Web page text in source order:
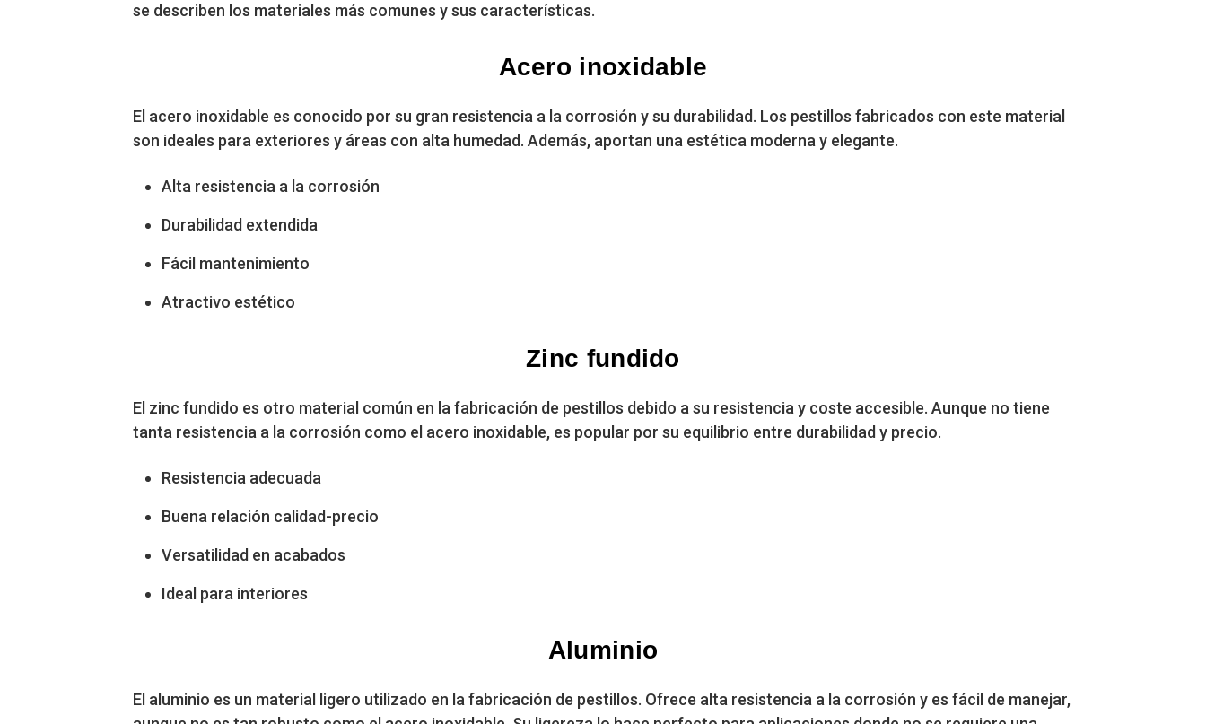
se describen los materiales más comunes y sus características.
Acero inoxidable
El acero inoxidable es conocido por su gran resistencia a la corrosión y su durabilidad. Los pestillos fabricados con este material
son ideales para exteriores y áreas con alta humedad. Además, aportan una estética moderna y elegante.
Alta resistencia a la corrosión
Durabilidad extendida
Fácil mantenimiento
Atractivo estético
Zinc fundido
El zinc fundido es otro material común en la fabricación de pestillos debido a su resistencia y coste accesible. Aunque no tiene
tanta resistencia a la corrosión como el acero inoxidable, es popular por su equilibrio entre durabilidad y precio.
Resistencia adecuada
Buena relación calidad-precio
Versatilidad en acabados
Ideal para interiores
Aluminio
El aluminio es un material ligero utilizado en la fabricación de pestillos. Ofrece alta resistencia a la corrosión y es fácil de manejar,